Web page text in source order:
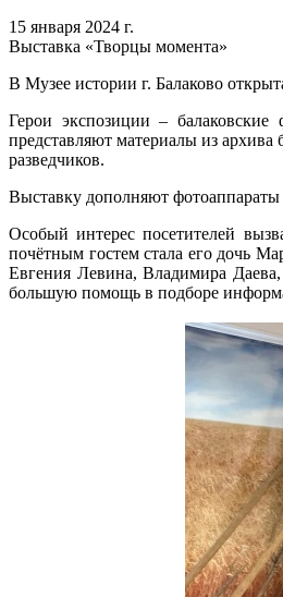
15 января 2024 г.
Выставка «Творцы момента»
В Музее истории г. Балаково
Герои экспозиции –
представляют материалы из
разведчиков.
Выставку дополняют
Особый интерес посетителей
почётным гостем стала его дочь
Евгения Левина, Владимира
большую помощь в подборе